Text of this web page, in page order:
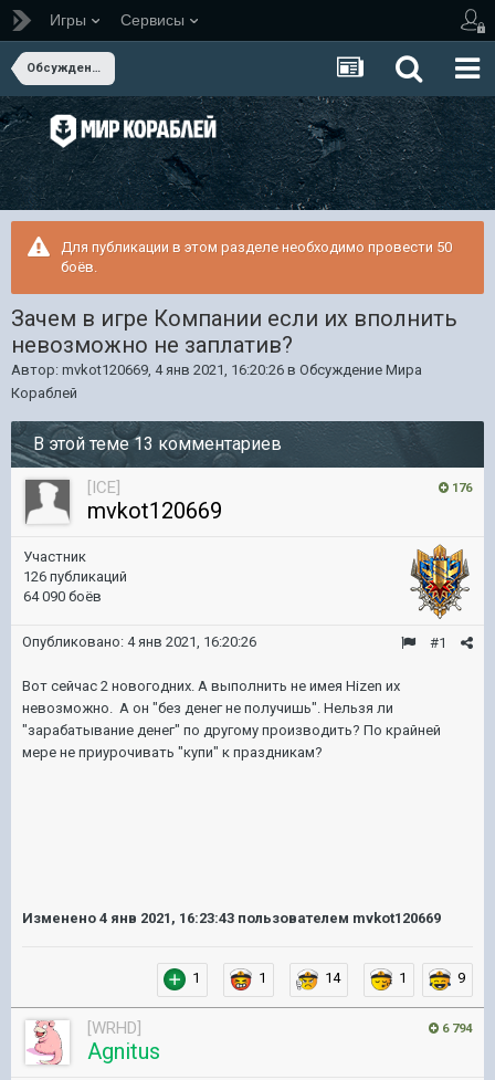
Игры Сервисы
Обсуждение Мира Кораблей
Для публикации в этом разделе необходимо провести 50
боёв.
Зачем в игре Компании если их вполнить
невозможно не заплатив?
Автор: mvkot120669, 4 янв 2021, 16:20:26 в Обсуждение Мира
Кораблей
В этой теме 13 комментариев
176
[ICE]
mvkot120669
Участник
126 публикаций
64 090 боёв
#1
Опубликовано: 4 янв 2021, 16:20:26
Вот сейчас 2 новогодних. А выполнить не имея Hizen их
невозможно. А он "без денег не получишь". Нельзя ли
"зарабатывание денег" по другому производить? По крайней
мере не приурочивать "купи" к праздникам?
Изменено 4 янв 2021, 16:23:43 пользователем mvkot120669
1 1 14 1 9
6 794
[WRHD]
Agnitus